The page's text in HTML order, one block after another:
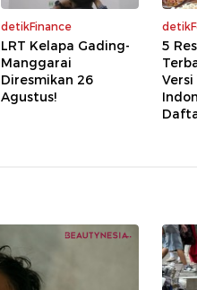
detikFinance
LRT Kelapa Gading-
Manggarai
Diresmikan 26
Agustus!
5